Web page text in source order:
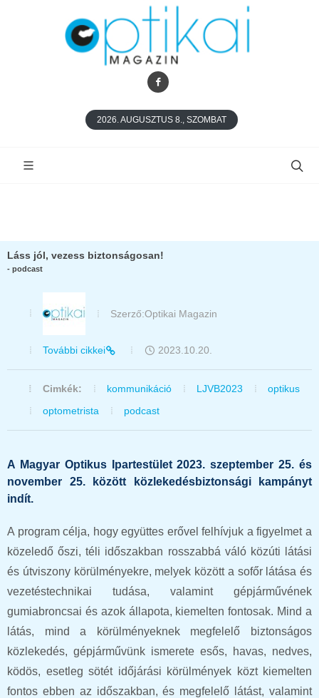
2026. AUGUSZTUS 8., SZOMBAT
Láss jól, vezess biztonságosan!
- podcast
Szerző:Optikai Magazin
További cikkei 2023.10.20.
Cimkék: kommunikáció LJVB2023
optikus
optometrista
podcast
A Magyar Optikus Ipartestület 2023. szeptember 25. és
november 25. között közlekedésbiztonsági kampányt
indít.
A program célja, hogy együttes erővel felhívjuk a figyelmet a
közeledő őszi, téli időszakban rosszabbá váló közúti látási
és útviszony körülményekre, melyek között a sofőr látása és
vezetéstechnikai tudása, valamint gépjárművének
gumiabroncsai és azok állapota, kiemelten fontosak. Mind a
látás, mind a körülményeknek megfelelő biztonságos
közlekedés, gépjárművünk ismerete esős, havas, nedves,
ködös, esetleg sötét időjárási körülmények közt kiemelten
fontos ebben az időszakban, és megfelelő látást, valamint